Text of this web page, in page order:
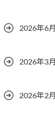
2026年6月
2026年3月
2026年2月